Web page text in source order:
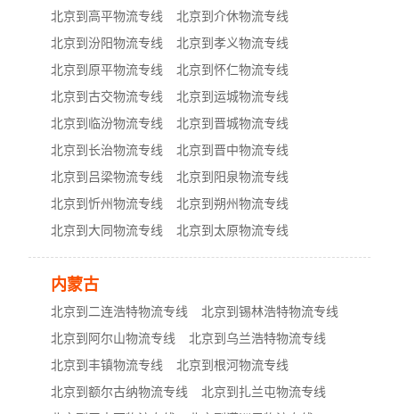
北京到高平物流专线
北京到介休物流专线
北京到汾阳物流专线
北京到孝义物流专线
北京到原平物流专线
北京到怀仁物流专线
北京到古交物流专线
北京到运城物流专线
北京到临汾物流专线
北京到晋城物流专线
北京到长治物流专线
北京到晋中物流专线
北京到吕梁物流专线
北京到阳泉物流专线
北京到忻州物流专线
北京到朔州物流专线
北京到大同物流专线
北京到太原物流专线
内蒙古
北京到二连浩特物流专线
北京到锡林浩特物流专线
北京到阿尔山物流专线
北京到乌兰浩特物流专线
北京到丰镇物流专线
北京到根河物流专线
北京到额尔古纳物流专线
北京到扎兰屯物流专线